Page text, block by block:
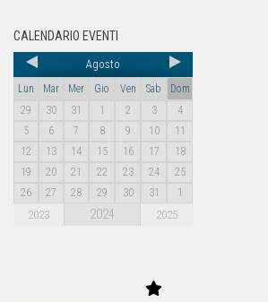
CALENDARIO EVENTI
Agosto
Lun Mar Mer Gio Ven Sab
Dom
29
30 31 1 2 3
4
5
6 7 8 9 10
11
12
13 14 15 16 17
18
19
20 21 22 23 24
25
26
27 28 29 30 31 1
2023 2024 2025